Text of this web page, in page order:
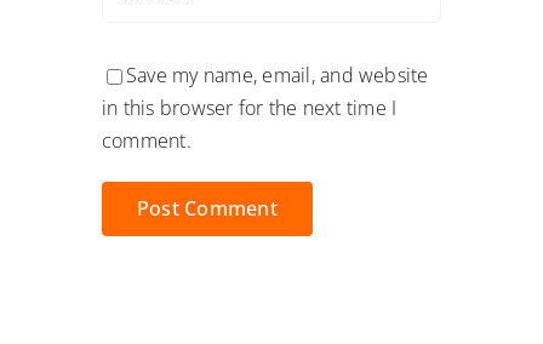
Save my name, email, and website
in this browser for the next time I
comment.